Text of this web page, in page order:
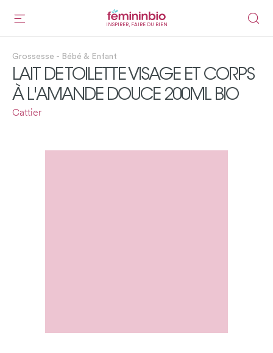
INSPIRER, FAIRE DU BIEN
Grossesse - Bébé & Enfant
LAIT DE TOILETTE VISAGE ET CORPS
À L'AMANDE DOUCE 200ML BIO
Cattier